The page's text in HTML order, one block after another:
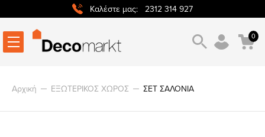
Καλέστε μας: 2312 314 927
0
Αρχική ΕΞΩΤΕΡΙΚΟΣ ΧΩΡΟΣ ΣΕΤ ΣΑΛΟΝΙΑ